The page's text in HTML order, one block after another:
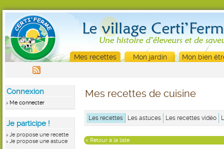
Mes recettes Mon jardin Mon bien
Connexion
Me connecter
Je participe !
Je propose une recette
Je propose une astuce
Mes recettes de cuisine
Les recettes Les astuces Les recettes vidéo
< Retour à la liste